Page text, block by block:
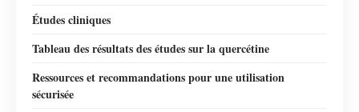
Études cliniques
Tableau des résultats des études sur la quercétine
Ressources et recommandations pour une utilisation
sécurisée